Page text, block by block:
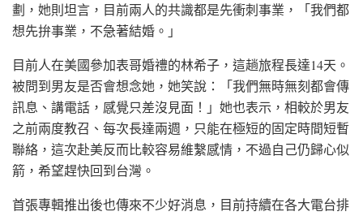
劃，她則坦言，目前兩人的共識都是先衝刺事業，「我們都
想先拚事業，不急著結婚。」
目前人在美國參加表哥婚禮的林希子，這趟旅程長達14天。
被問到男友是否會想念她，她笑說：「我們無時無刻都會傳
訊息、講電話，感覺只差沒見面！」她也表示，相較於男友
之前兩度教召、每次長達兩週，只能在極短的固定時間短暫
聯絡，這次赴美反而比較容易維繫感情，不過自己仍歸心似
箭，希望趕快回到台灣。
首張專輯推出後也傳來不少好消息，目前持續在各大電台排